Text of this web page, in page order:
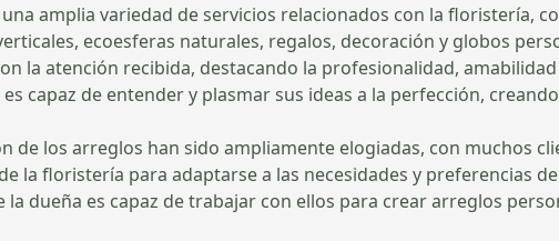
amplia variedad de servicios relacionados con la floristería,
ecoesferas naturales, regalos, decoración y globos
la atención recibida, destacando la profesionalidad,
capaz de entender y plasmar sus ideas a la perfección,
de los arreglos han sido ampliamente elogiadas, con muchos
la floristería para adaptarse a las necesidades y preferencias
dueña es capaz de trabajar con ellos para crear arreglos